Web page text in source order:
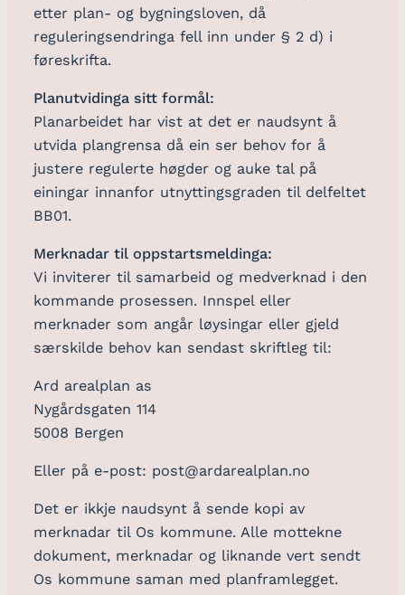
etter plan- og bygningsloven, då
reguleringsendringa fell inn under § 2 d) i
føreskrifta.
Planutvidinga sitt formål:
Planarbeidet har vist at det er naudsynt å
utvida plangrensa då ein ser behov for å
justere regulerte høgder og auke tal på
einingar innanfor utnyttingsgraden til delfeltet
BB01.
Merknadar til oppstartsmeldinga:
Vi inviterer til samarbeid og medverknad i den
kommande prosessen. Innspel eller
merknader som angår løysingar eller gjeld
særskilde behov kan sendast skriftleg til:
Ard arealplan as
Nygårdsgaten 114
5008 Bergen
Eller på e-post: post@ardarealplan.no
Det er ikkje naudsynt å sende kopi av
merknadar til Os kommune. Alle mottekne
dokument, merknadar og liknande vert sendt
Os kommune saman med planframlegget.